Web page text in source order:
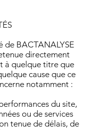
de BACTANALYSE
directement
à quelque titre que
cause que ce
notamment :
du site,
ou de services
tenue de délais, de